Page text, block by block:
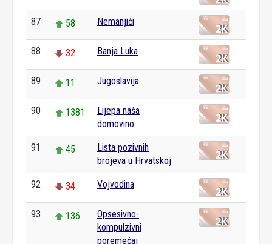
87 58 Nemanjići
88 32 Banja Luka
89 11 Jugoslavija
90 1381
Lijepa naša
domovino
91 45
Lista pozivnih
brojeva u Hrvatskoj
92 34 Vojvodina
93 136
Opsesivno-
kompulzivni
poremećaj